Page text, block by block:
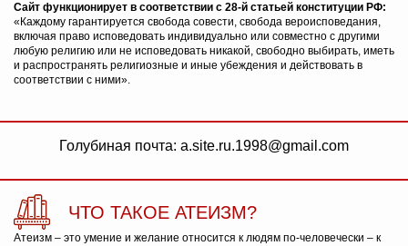
Сайт функционирует в соответствии с 28-й статьей конституции РФ:
«Каждому гарантируется свобода совести, свобода вероисповедания,
включая право исповедовать индивидуально или совместно с другими
любую религию или не исповедовать никакой, свободно выбирать, иметь
и распространять религиозные и иные убеждения и действовать в
соответствии с ними».
Голубиная почта: a.site.ru.1998@gmail.com
ЧТО ТАКОЕ АТЕИЗМ?
Атеизм – это умение и желание относится к людям по-человечески – к